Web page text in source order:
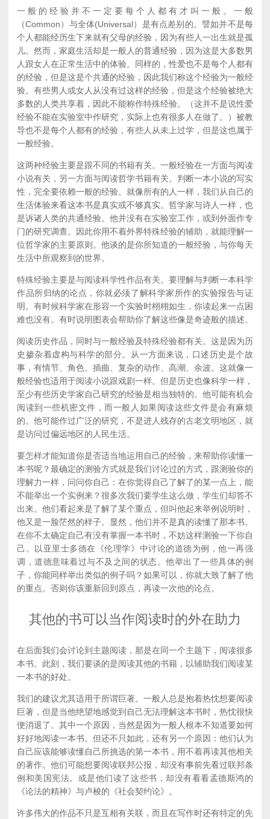
一般的经验并不一定要每个人都有才叫一般。一般
（Common）与全体(Universal）是有点差别的。譬如并不是每
个人都能经历生下来就有父母的经验，因为有些人一出生就是孤
儿。然而，家庭生活却是一般人的普通经验，因为这是大多数男
人跟女人在正常生活中的体验。同样的，性爱也不是每个人都有
的经验，但是这是个共通的经验，因此我们称这个经验为一般经
验。有些男人或女人从没有过这样的经验，但是这个经验被绝大
多数的人类共享着，因此不能称作特殊经验。（这并不是说性爱
经验不能在实验室中作研究，实际上也有很多人在做了。）被教
导也不是每个人都有的经验，有些人从未上过学，但是这也属于
一般经验。
这两种经验主要是跟不同的书籍有关。一般经验在一方面与阅读
小说有关，另一方面与阅读哲学书籍有关。判断一本小说的写实
性，完全要依赖一般的经验。就像所有的人一样，我们从自己的
生活体验来看这本书是真实或不够真实。哲学家与诗人一样，也
是诉诸人类的共通经验。他并没有在实验室工作，或到外面作专
门的研究调查。因此你用不着外界特殊经验的辅助，就能理解一
位哲学家的主要原则。他谈的是你所知道的一般经验，与你每天
生活中所观察到的世界。
特殊经验主要是与阅读科学性作品有关。要理解与判断一本科学
作品所归纳的论点，你就必须了解科学家所作的实验报告与证
明。有时候科学家在形容一个实验时栩栩如生，你读起来一点困
难也没有。有时说明图表会帮助你了解这些像是奇迹般的描述。
阅读历史作品，同时与一般经验及特殊经验都有关。这是因为历
史掺杂着虚构与科学的部分。从一方面来说，口述历史是个故
事，有情节、角色、插曲、复杂的动作、高潮、余波。这就像一
般经验也适用于阅读小说跟戏剧一样。但是历史也像科学一样，
至少有些历史学家自己研究的经验是相当独特的。他可能有机会
阅读到一些机密文件，而一般人如果阅读这些文件是会有麻烦
的。他可能作过广泛的研究，不是进人残存的古老文明地区，就
是访问过偏远地区的人民生活。
要怎样才能知道你是否适当地运用自己的经验，来帮助你读懂一
本书呢？最确定的测验方式就是我们讨论过的方式，跟测验你的
理解力一样，问问你自己：在你觉得自己了解了的某一点上，能
不能举出一个实例来？很多次我们要学生这么做，学生们却答不
出来。他们看起来是了解了某个重点，但叫他起来举例说明时，
他又是一脸茫然的样子。显然，他们并不是真的读懂了那本书。
在你不太确定自己有没有掌握一本书时，不妨这样测验一下你自
己。以亚里士多德在《伦理学》中讨论的道德为例，他一再强
调，道德意味着过与不及之间的状态。他举出了一些具体的例
子，你能同样举出类似的例子吗？如果可以，你就大致了解了他
的重点。否则你该重新回到原点，再读一次他的论点。
其他的书可以当作阅读时的外在助力
在后面我们会讨论到主题阅读，那是在同一个主题下，阅读很多
本书。此刻，我们要谈的是阅读其他的书籍，以辅助我们阅读某
一本书的好处。
我们的建议尤其适用于所谓巨著。一般人总是抱着热忱想要阅读
巨著，但是当他绝望地感觉到自己无法理解这本书时，热忱很快
便消退了。其中一个原因，当然是因为一般人根本不知道要如何
好好地阅读一本书。但还不只如此，还有另一个原因：他们认为
自己应该能够读懂自己所挑选的第一本书，用不着再读其他相关
的著作。他们可能想要阅读联邦公报，却没有事前先看过联邦条
例和美国宪法。或是他们读了这些书，却没有看看孟德斯鸿的
《论法的精神》与卢梭的《社会契约论》。
许多伟大的作品不只是互相有关联，而且在写作时还有特定的先